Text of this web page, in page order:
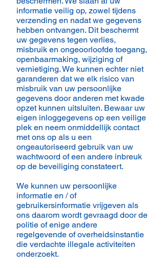
informatie veilig op, zowel tijdens
verzending en nadat we gegevens
hebben ontvangen. Dit beschermt
uw gegevens tegen verlies,
misbruik en ongeoorloofde toegang,
openbaarmaking, wijziging of
vernietiging. We kunnen echter niet
garanderen dat we elk risico van
misbruik van uw persoonlijke
gegevens door anderen met kwade
opzet kunnen uitsluiten. Bewaar uw
eigen inloggegevens op een veilige
plek en neem onmiddellijk contact
met ons op als u een
ongeautoriseerd gebruik van uw
wachtwoord of een andere inbreuk
op de beveiliging constateert.
We kunnen uw persoonlijke
informatie en / of
gebruikersinformatie vrijgeven als
ons daarom wordt gevraagd door de
politie of enige andere
regelgevende of overheidsinstantie
die verdachte illegale activiteiten
onderzoekt.